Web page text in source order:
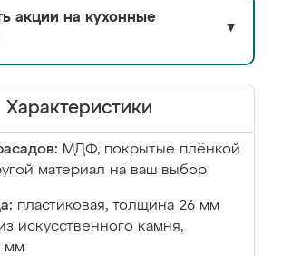
акции на кухонные
▼
Характеристики
МДФ, покрытые плёнкой
материал на ваш выбор
пластиковая, толщина 26 мм
искусственного камня,
мм